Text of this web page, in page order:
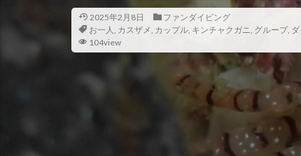
2025年2月8日
ファンダイビング
お一人, カスザメ, カップル, キンチャクガニ, グループ,
104view
キザクラハゼ
キャラメルウ
クチナシツノ
クマドリカエ
グループで
ゲッコウスズ